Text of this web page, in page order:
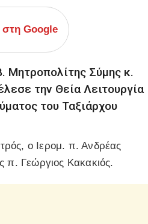
Google
Μητροπολίτης Σύμης κ.
την Θεία Λειτουργία
του Ταξιάρχου
ο Ιερομ. π. Ανδρέας
π. Γεώργιος Κακακιός.